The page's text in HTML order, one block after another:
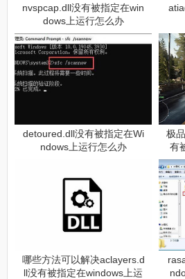
nvspcap.dll没有被指定在win
dows上运行怎么办
detoured.dll没有被指定在Wi
ndows上运行怎么办
极
有
怎
哪些方法可以解决aclayers.d
ll没有被指定在windows上运